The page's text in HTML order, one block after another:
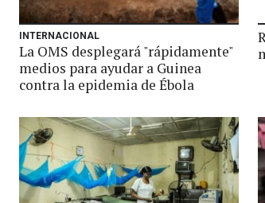
INTERNACIONAL
La OMS desplegará "rápidamente"
medios para ayudar a Guinea
contra la epidemia de Ébola